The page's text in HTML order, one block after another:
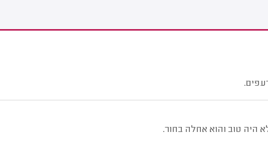
היה טוב והוא אחלה בחור.